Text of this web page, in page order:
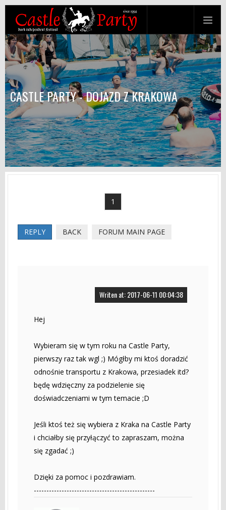
CASTLE PARTY - DOJAZD Z KRAKOWA
1
REPLY BACK FORUM MAIN PAGE
Writen at: 2017-06-11 00:04:38
Hej
Wybieram się w tym roku na Castle Party,
pierwszy raz tak wgl ;) Mógłby mi ktoś doradzić
odnośnie transportu z Krakowa, przesiadek itd?
będę wdzięczny za podzielenie się
doświadczeniami w tym temacie ;D
Jeśli ktoś też się wybiera z Kraka na Castle Party
i chciałby się przyłączyć to zapraszam, można
się zgadać ;)
Dzięki za pomoc i pozdrawiam.
------------------------------------------------